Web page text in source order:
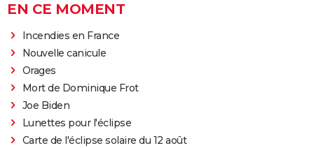
EN CE MOMENT
Incendies en France
Nouvelle canicule
Orages
Mort de Dominique Frot
Joe Biden
Lunettes pour l'éclipse
Carte de l'éclipse solaire du 12 août